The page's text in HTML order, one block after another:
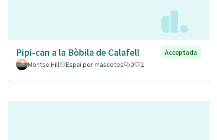
Pipi-can a la Bòbila de Calafell
Acceptada
Montse Hill
Espai per mascotes 0 2